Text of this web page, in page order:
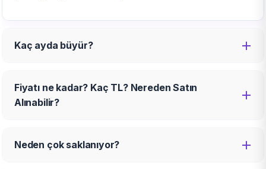
Kaç ayda büyür?
Fiyatı ne kadar? Kaç TL? Nereden Satın
Alınabilir?
Neden çok saklanıyor?